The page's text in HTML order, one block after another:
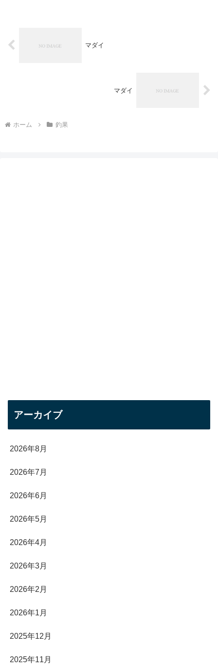
マダイ
マダイ
ホーム 釣果
アーカイブ
2026年8月
2026年7月
2026年6月
2026年5月
2026年4月
2026年3月
2026年2月
2026年1月
2025年12月
2025年11月